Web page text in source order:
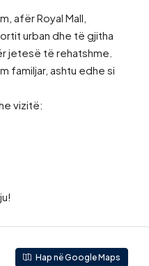
afër Royal Mall,
urban dhe të gjitha
jetesë të rehatshme.
familjar, ashtu edhe si
vizitë:
Hap në Google Maps